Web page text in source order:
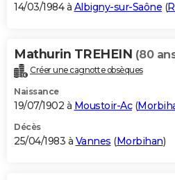
14/03/1984 à Albigny-sur-Saône (
Mathurin TREHEIN (80
Créer une cagnotte obsèques
Naissance
19/07/1902 à Moustoir-Ac(
Décès
25/04/1983 à Vannes (Morbihan)